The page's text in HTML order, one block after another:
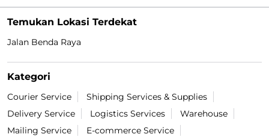
Temukan Lokasi Terdekat
Jalan Benda Raya
Kategori
Courier Service
Shipping Services & Supplies
Delivery Service
Logistics Services
Warehouse
Mailing Service
E-commerce Service